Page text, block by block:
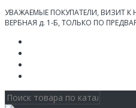
УВАЖАЕМЫЕ ПОКУПАТЕЛИ, ВИЗИТ
ВЕРБНАЯ д. 1-Б, ТОЛЬКО ПО